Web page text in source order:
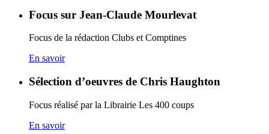
Focus sur Jean-Claude Mourlevat
Focus de la rédaction Clubs et Comptines
En savoir
Sélection d’oeuvres de Chris Haughton
Focus réalisé par la Librairie Les 400 coups
En savoir